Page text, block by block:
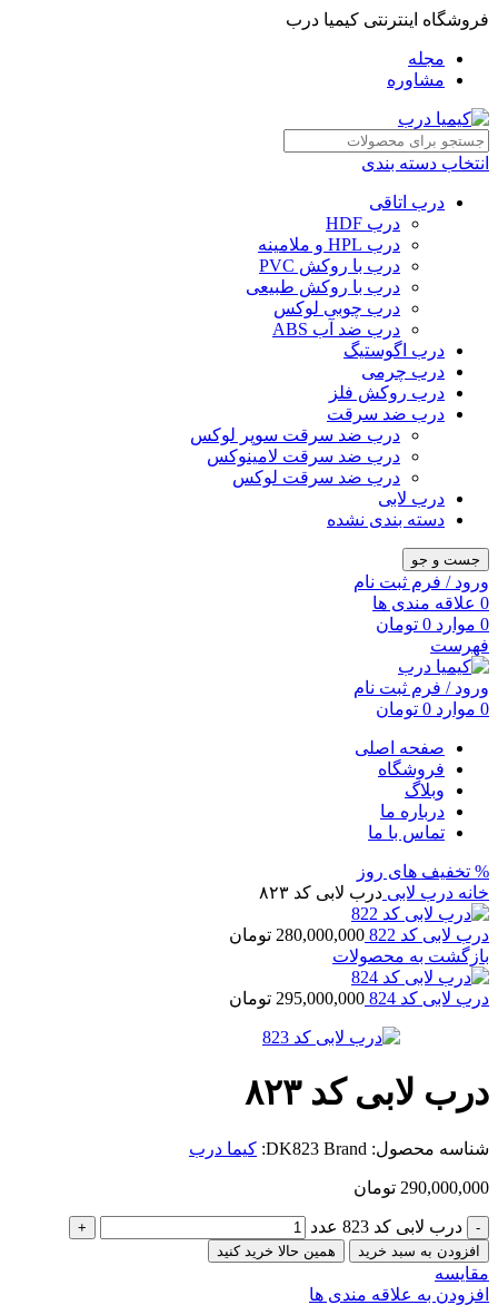
فروشگاه اینترنتی کیمیا درب
مجله
مشاوره
انتخاب دسته بندی
درب اتاقی
درب HDF
درب HPL و ملامینه
درب با روکش PVC
درب با روکش طبیعی
درب چوبی لوکس
درب ضد آب ABS
درب اگوستیگ
درب چرمی
درب روکش فلز
درب ضد سرقت
درب ضد سرقت سوپر لوکس
درب ضد سرقت لامینوکس
درب ضد سرقت لوکس
درب لابی
دسته بندی نشده
جست و جو
ورود / فرم ثبت نام
0 علاقه مندی ها
0 موارد 0 تومان
فهرست
ورود / فرم ثبت نام
0 موارد 0 تومان
صفحه اصلی
فروشگاه
وبلاگ
درباره ما
تماس با ما
% تخفیف های روز
خانه درب لابی درب لابی کد ۸۲۳
درب لابی کد 822 280,000,000 تومان
بازگشت به محصولات
درب لابی کد 824 295,000,000 تومان
درب لابی کد ۸۲۳
شناسه محصول: DK823 Brand: کیما درب
290,000,000 تومان
درب لابی کد 823 عدد
افزودن به سبد خرید همین حالا خرید کنید
مقایسه
افزودن به علاقه مندی ها